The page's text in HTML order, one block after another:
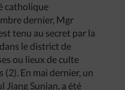
catholique
dernier, Mgr
tenu au secret par la
le district de
ou lieux de culte
(2). En mai dernier, un
Jiang Sunian, a été